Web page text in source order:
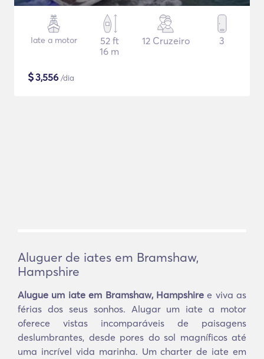
Iate a motor
52 ft
16 m
12 Cruzeiro 3
$3,556 /dia
Aluguer de iates em Bramshaw,
Hampshire
Alugue um iate em Bramshaw, Hampshiree viva as
férias dos seus sonhos. Alugar um iate a motor
oferece vistas incomparáveis de paisagens
deslumbrantes, desde pores do sol magníficos até
uma incrível vida marinha. Um charter de iate em